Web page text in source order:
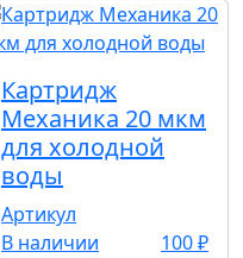
Картридж
Механика 20 мкм
для холодной
воды
Артикул
В наличии
100 ₽